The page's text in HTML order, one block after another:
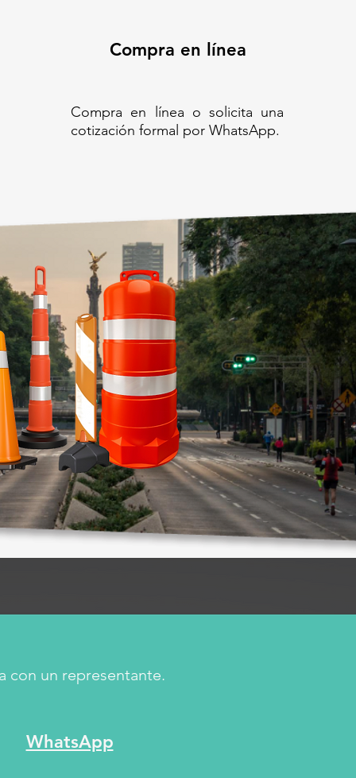
Compra en línea
Compra en línea o solicita una
cotización formal por WhatsApp.
con un representante.
WhatsApp